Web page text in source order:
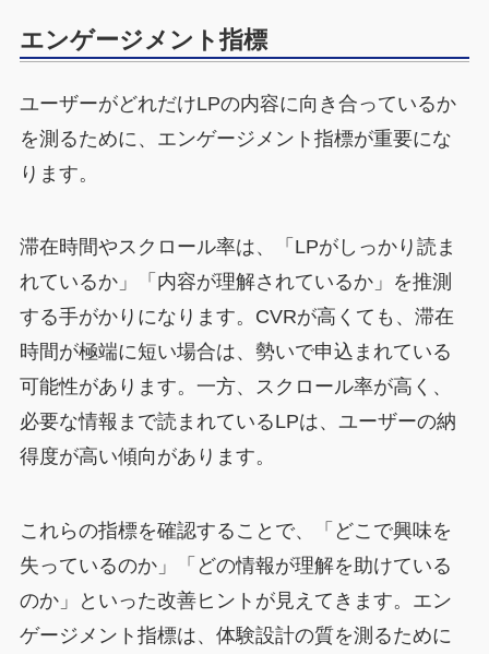
エンゲージメント指標
ユーザーがどれだけLPの内容に向き合っているか
を測るために、エンゲージメント指標が重要にな
ります。
滞在時間やスクロール率は、「LPがしっかり読ま
れているか」「内容が理解されているか」を推測
する手がかりになります。CVRが高くても、滞在
時間が極端に短い場合は、勢いで申込まれている
可能性があります。一方、スクロール率が高く、
必要な情報まで読まれているLPは、ユーザーの納
得度が高い傾向があります。
これらの指標を確認することで、「どこで興味を
失っているのか」「どの情報が理解を助けている
のか」といった改善ヒントが見えてきます。エン
ゲージメント指標は、体験設計の質を測るために